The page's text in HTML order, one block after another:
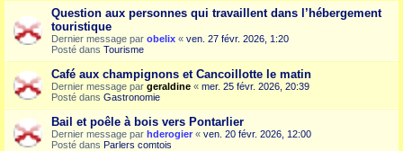
Question aux personnes qui travaillent dans l’hébergement
touristique
Dernier message par obelix « ven. 27 févr. 2026, 1:20
Posté dans Tourisme
Café aux champignons et Cancoillotte le matin
Dernier message par geraldine « mer. 25 févr. 2026, 20:39
Posté dans Gastronomie
Bail et poêle à bois vers Pontarlier
Dernier message par hderogier « ven. 20 févr. 2026, 12:00
Posté dans Parlers comtois